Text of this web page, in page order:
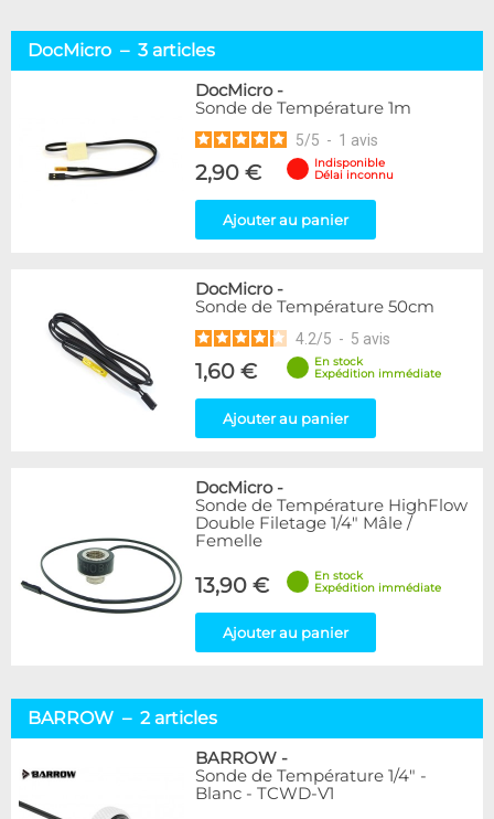
DocMicro – 3 articles
DocMicro-
Sonde de Température 1m
5/5 - 1 avis
2,90 €
Indisponible
Délai inconnu
Ajouter au panier
DocMicro-
Sonde de Température 50cm
4.2/5 - 5 avis
1,60 €
En stock
Expédition immédiate
Ajouter au panier
DocMicro-
Sonde de Température HighFlow
Double Filetage 1/4" Mâle /
Femelle
13,90 €
En stock
Expédition immédiate
Ajouter au panier
BARROW – 2 articles
BARROW -
Sonde de Température 1/4" -
Blanc - TCWD-V1